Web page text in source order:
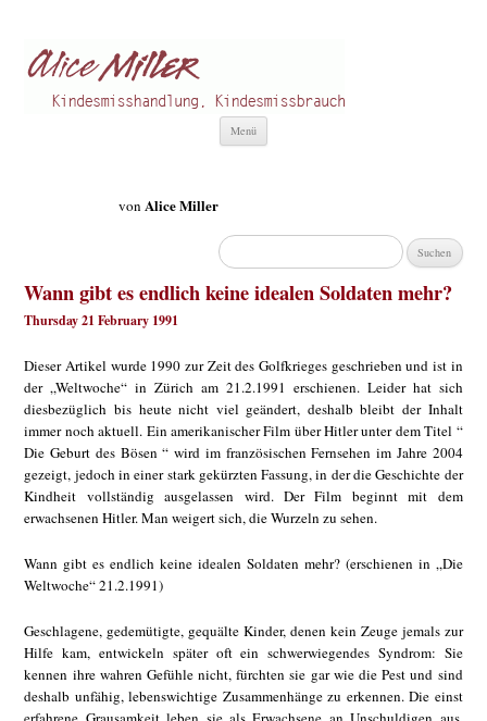
Menü
Suchen
nach:
von Alice Miller
Wann gibt es endlich keine idealen Soldaten mehr?
Thursday 21 February 1991
Dieser Artikel wurde 1990 zur Zeit des Golfkrieges geschrieben und ist in
der „Weltwoche“ in Zürich am 21.2.1991 erschienen. Leider hat sich
diesbezüglich bis heute nicht viel geändert, deshalb bleibt der Inhalt
immer noch aktuell. Ein amerikanischer Film über Hitler unter dem Titel “
Die Geburt des Bösen “ wird im französischen Fernsehen im Jahre 2004
gezeigt, jedoch in einer stark gekürzten Fassung, in der die Geschichte der
Kindheit vollständig ausgelassen wird. Der Film beginnt mit dem
erwachsenen Hitler. Man weigert sich, die Wurzeln zu sehen.
Wann gibt es endlich keine idealen Soldaten mehr? (erschienen in „Die
Weltwoche“ 21.2.1991)
Geschlagene, gedemütigte, gequälte Kinder, denen kein Zeuge jemals zur
Hilfe kam, entwickeln später oft ein schwerwiegendes Syndrom: Sie
kennen ihre wahren Gefühle nicht, fürchten sie gar wie die Pest und sind
deshalb unfähig, lebenswichtige Zusammenhänge zu erkennen. Die einst